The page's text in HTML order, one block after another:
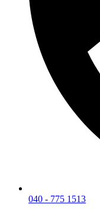
040 - 775 1513